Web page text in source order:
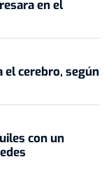
en el
el cerebro, según
con un